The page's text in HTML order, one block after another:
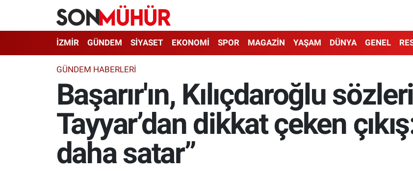
İZMİR GÜNDEM SİYASET EKONOMİ SPOR MAGAZİN YAŞAM DÜNYA GENEL
GÜNDEM HABERLERI
Başarır'ın, Kılıçdaroğlu
Tayyar’dan dikkat çeken
daha satar”
İzmir Nöbetçi Eczaneler
İzmir Hava Durumu
İzmir Namaz Vakitleri
İzmir Trafik Yoğunluk Haritası
Süper Lig Puan Durumu ve Fikstür
Tüm Manşetler